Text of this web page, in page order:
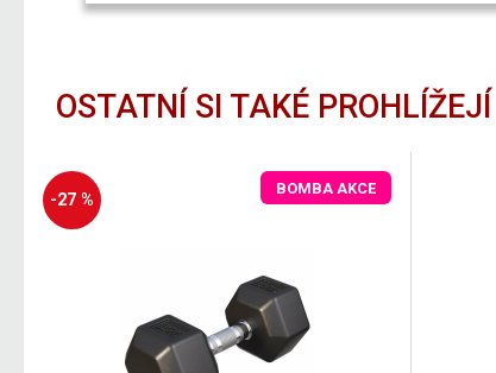
OSTATNÍ SI TAKÉ PROHLÍŽEJÍ
-27 %
BOMBA AKCE